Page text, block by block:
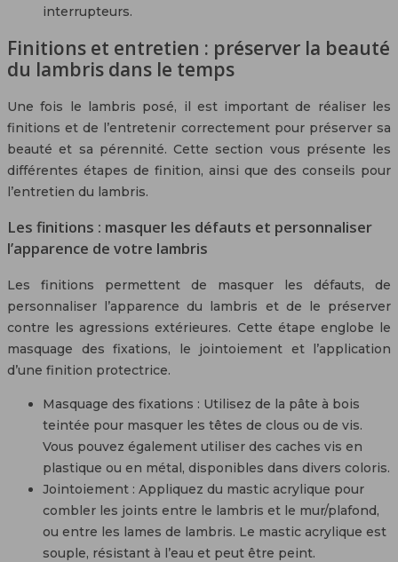
interrupteurs.
Finitions et entretien : préserver la beauté
du lambris dans le temps
Une fois le lambris posé, il est important de réaliser les
finitions et de l’entretenir correctement pour préserver sa
beauté et sa pérennité. Cette section vous présente les
différentes étapes de finition, ainsi que des conseils pour
l’entretien du lambris.
Les finitions : masquer les défauts et personnaliser
l’apparence de votre lambris
Les finitions permettent de masquer les défauts, de
personnaliser l’apparence du lambris et de le préserver
contre les agressions extérieures. Cette étape englobe le
masquage des fixations, le jointoiement et l’application
d’une finition protectrice.
Masquage des fixations : Utilisez de la pâte à bois
teintée pour masquer les têtes de clous ou de vis.
Vous pouvez également utiliser des caches vis en
plastique ou en métal, disponibles dans divers coloris.
Jointoiement : Appliquez du mastic acrylique pour
combler les joints entre le lambris et le mur/plafond,
ou entre les lames de lambris. Le mastic acrylique est
souple, résistant à l’eau et peut être peint.